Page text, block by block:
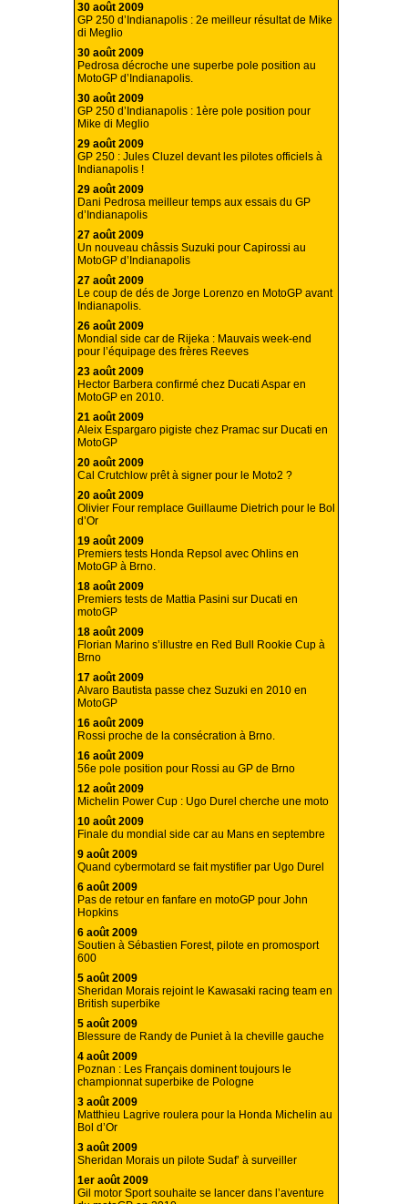
30 août 2009
GP 250 d’Indianapolis : 2e meilleur résultat de Mike
di Meglio
30 août 2009
Pedrosa décroche une superbe pole position au
MotoGP d’Indianapolis.
30 août 2009
GP 250 d’Indianapolis : 1ère pole position pour
Mike di Meglio
29 août 2009
GP 250 : Jules Cluzel devant les pilotes officiels à
Indianapolis !
29 août 2009
Dani Pedrosa meilleur temps aux essais du GP
d’Indianapolis
27 août 2009
Un nouveau châssis Suzuki pour Capirossi au
MotoGP d’Indianapolis
27 août 2009
Le coup de dés de Jorge Lorenzo en MotoGP avant
Indianapolis.
26 août 2009
Mondial side car de Rijeka : Mauvais week-end
pour l’équipage des frères Reeves
23 août 2009
Hector Barbera confirmé chez Ducati Aspar en
MotoGP en 2010.
21 août 2009
Aleix Espargaro pigiste chez Pramac sur Ducati en
MotoGP
20 août 2009
Cal Crutchlow prêt à signer pour le Moto2 ?
20 août 2009
Olivier Four remplace Guillaume Dietrich pour le Bol
d’Or
19 août 2009
Premiers tests Honda Repsol avec Ohlins en
MotoGP à Brno.
18 août 2009
Premiers tests de Mattia Pasini sur Ducati en
motoGP
18 août 2009
Florian Marino s’illustre en Red Bull Rookie Cup à
Brno
17 août 2009
Alvaro Bautista passe chez Suzuki en 2010 en
MotoGP
16 août 2009
Rossi proche de la consécration à Brno.
16 août 2009
56e pole position pour Rossi au GP de Brno
12 août 2009
Michelin Power Cup : Ugo Durel cherche une moto
10 août 2009
Finale du mondial side car au Mans en septembre
9 août 2009
Quand cybermotard se fait mystifier par Ugo Durel
6 août 2009
Pas de retour en fanfare en motoGP pour John
Hopkins
6 août 2009
Soutien à Sébastien Forest, pilote en promosport
600
5 août 2009
Sheridan Morais rejoint le Kawasaki racing team en
British superbike
5 août 2009
Blessure de Randy de Puniet à la cheville gauche
4 août 2009
Poznan : Les Français dominent toujours le
championnat superbike de Pologne
3 août 2009
Matthieu Lagrive roulera pour la Honda Michelin au
Bol d’Or
3 août 2009
Sheridan Morais un pilote Sudaf’ à surveiller
1er août 2009
Gil motor Sport souhaite se lancer dans l’aventure